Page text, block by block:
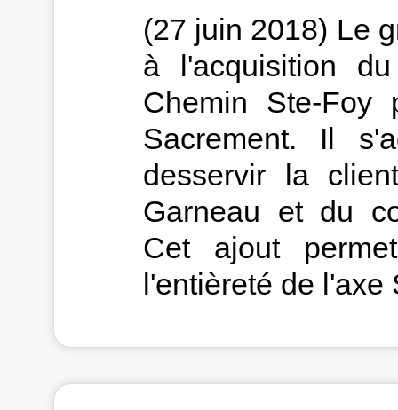
(27 juin 2018) Le
à l'acquisition
Chemin Ste-Foy
Sacrement. Il
desservir la
Garneau et du
Cet ajout
l'entièreté de